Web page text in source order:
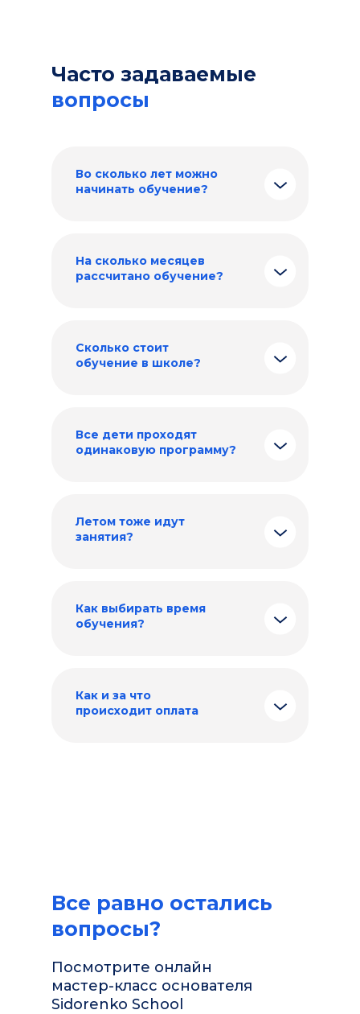
Часто задаваемые
вопросы
Во сколько лет можно
начинать обучение?
На сколько месяцев
рассчитано обучение?
Сколько стоит
обучение в школе?
Все дети проходят
одинаковую программу?
Летом тоже идут
занятия?
Как выбирать время
обучения?
Как и за что
происходит оплата
Все равно остались
вопросы?
Посмотрите онлайн
мастер-класс основателя
Sidorenko School